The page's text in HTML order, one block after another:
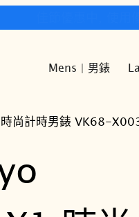
Mens | 男錶
尚計時男錶 VK68-